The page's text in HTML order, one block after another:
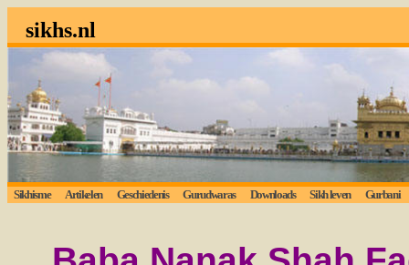
sikhs.nl
Sikhisme Artikelen Geschiedenis Gurudwaras Downloads Sikh leven Gurbani